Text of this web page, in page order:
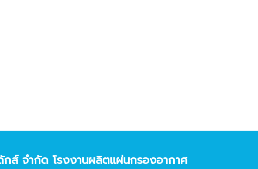
กส์ จํากัด โรงงานผลิตแผ่นกรองอากาศ